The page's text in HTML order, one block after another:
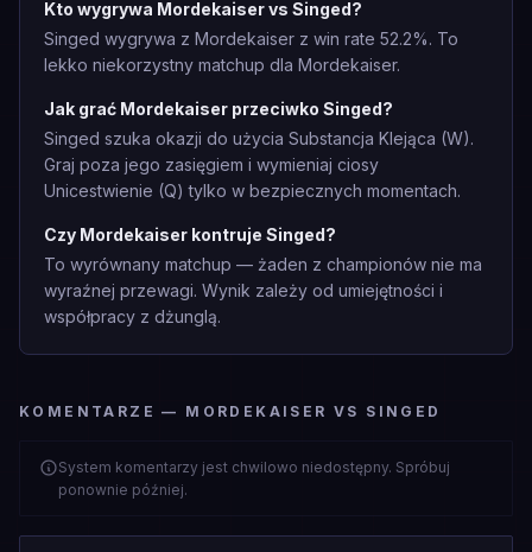
Kto wygrywa Mordekaiser vs Singed?
Singed wygrywa z Mordekaiser z win rate 52.2%. To
lekko niekorzystny matchup dla Mordekaiser.
Jak grać Mordekaiser przeciwko Singed?
Singed szuka okazji do użycia Substancja Klejąca (W).
Graj poza jego zasięgiem i wymieniaj ciosy
Unicestwienie (Q) tylko w bezpiecznych momentach.
Czy Mordekaiser kontruje Singed?
To wyrównany matchup — żaden z championów nie ma
wyraźnej przewagi. Wynik zależy od umiejętności i
współpracy z dżunglą.
KOMENTARZE — MORDEKAISER VS SINGED
System komentarzy jest chwilowo niedostępny. Spróbuj
ponownie później.